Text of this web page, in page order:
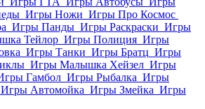
Игры Ножи Игры Про Космос
Игры Панды Игры Раскраски Игры
Тейлор Игры Полиция Игры
Игры Танки Игры Братц Игры
Игры Малышка Хейзел Игры
Гамбол Игры Рыбалка Игры
Игры Автомойка Игры Змейка Игры